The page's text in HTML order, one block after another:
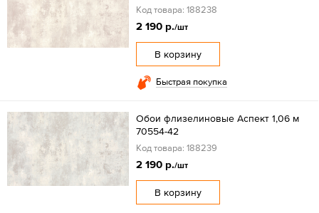
Код товара: 188238
2 190 р./шт
В корзину
Быстрая покупка
Обои флизелиновые Аспект 1,06 м
70554-42
Код товара: 188239
2 190 р./шт
В корзину